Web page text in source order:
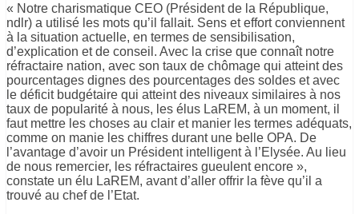
« Notre charismatique CEO (Président de la République,
ndlr) a utilisé les mots qu’il fallait. Sens et effort conviennent
à la situation actuelle, en termes de sensibilisation,
d’explication et de conseil. Avec la crise que connaît notre
réfractaire nation, avec son taux de chômage qui atteint des
pourcentages dignes des pourcentages des soldes et avec
le déficit budgétaire qui atteint des niveaux similaires à nos
taux de popularité à nous, les élus LaREM, à un moment, il
faut mettre les choses au clair et manier les termes adéquats,
comme on manie les chiffres durant une belle OPA. De
l’avantage d’avoir un Président intelligent à l’Elysée. Au lieu
de nous remercier, les réfractaires gueulent encore »,
constate un élu LaREM, avant d’aller offrir la fève qu’il a
trouvé au chef de l’Etat.